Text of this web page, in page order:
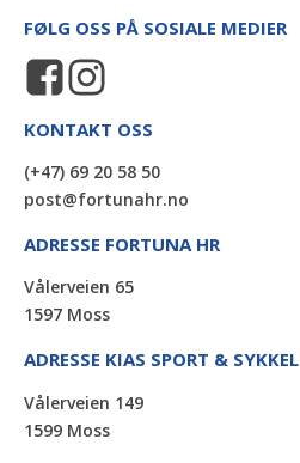
FØLG OSS PÅ SOSIALE MEDIER
KONTAKT OSS
(+47) 69 20 58 50
post@fortunahr.no
ADRESSE FORTUNA HR
Vålerveien 65
1597 Moss
ADRESSE KIAS SPORT & SYKKEL
Vålerveien 149
1599 Moss